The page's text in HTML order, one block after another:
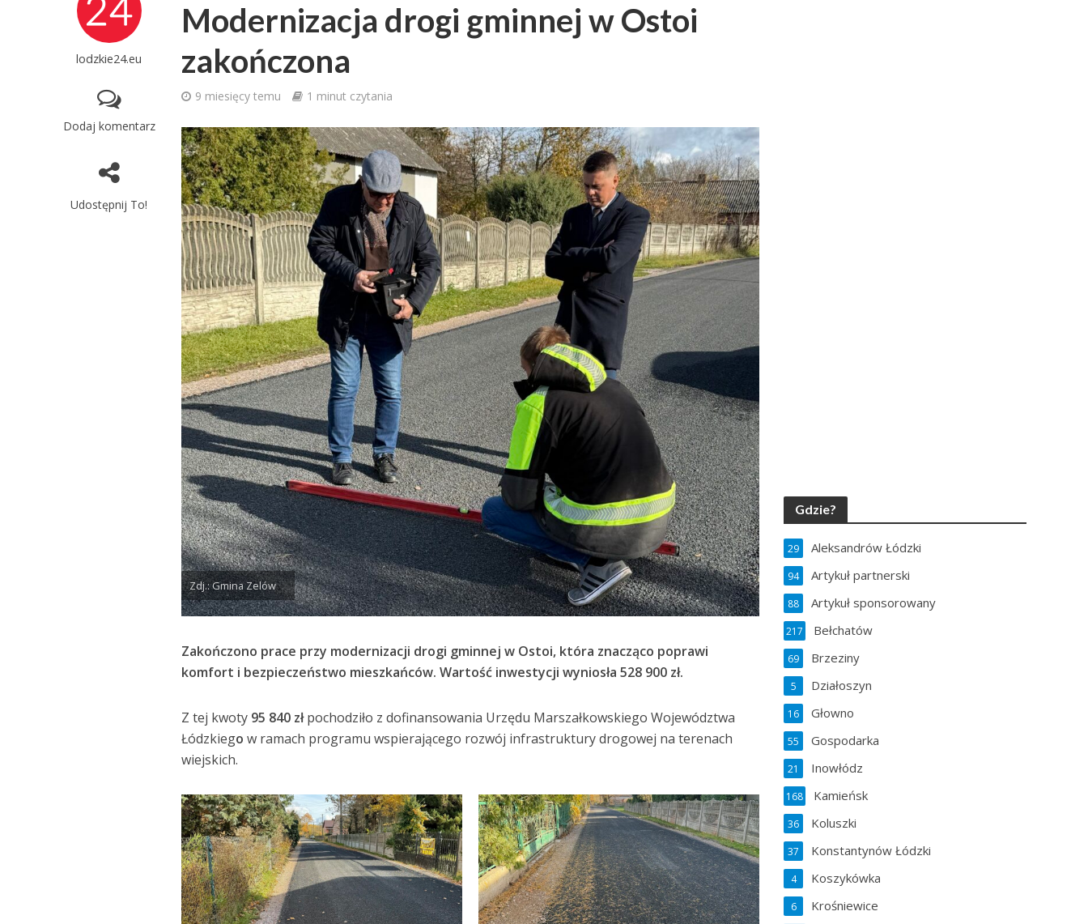
lodzkie24.eu
Dodaj komentarz
Udostępnij To!
Modernizacja drogi gminnej w Ostoi
zakończona
9 miesięcy temu 1 minut czytania
Zdj.: Gmina Zelów
Zakończono prace przy modernizacji drogi gminnej w Ostoi, która znacząco poprawi
komfort i bezpieczeństwo mieszkańców. Wartość inwestycji wyniosła 528 900 zł.
Z tej kwoty 95 840 złpochodziło z dofinansowania Urzędu Marszałkowskiego Województwa
Łódzkiego w ramach programu wspierającego rozwój infrastruktury drogowej na terenach
wiejskich.
Gdzie?
Aleksandrów Łódzki
29
Artykuł partnerski
94
Artykuł sponsorowany
88
Bełchatów
217
Brzeziny
69
Działoszyn
5
Głowno
16
Gospodarka
55
Inowłódz
21
Kamieńsk
168
Koluszki
36
Konstantynów Łódzki
37
Koszykówka
4
Krośniewice
6